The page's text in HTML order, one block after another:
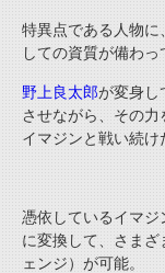
特異点である人物に
しての資質が備わっ
野上良太郎が変身し
させながら、その
イマジンと戦い続け
憑依しているイマ
に変換して、さま
ェンジ）が可能。